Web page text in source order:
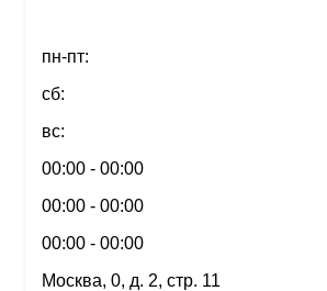
пн-пт:
сб:
вс:
00:00 - 00:00
00:00 - 00:00
00:00 - 00:00
Москва, 0, д. 2, стр. 11